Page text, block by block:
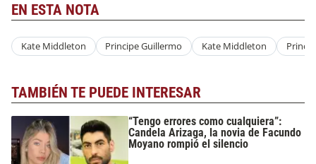
EN ESTA NOTA
Kate Middleton Principe Guillermo Kate Middleton
TAMBIÉN TE PUEDE INTERESAR
“Tengo errores como cualquiera”:
Candela Arizaga, la novia de Facundo
Moyano rompió el silencio